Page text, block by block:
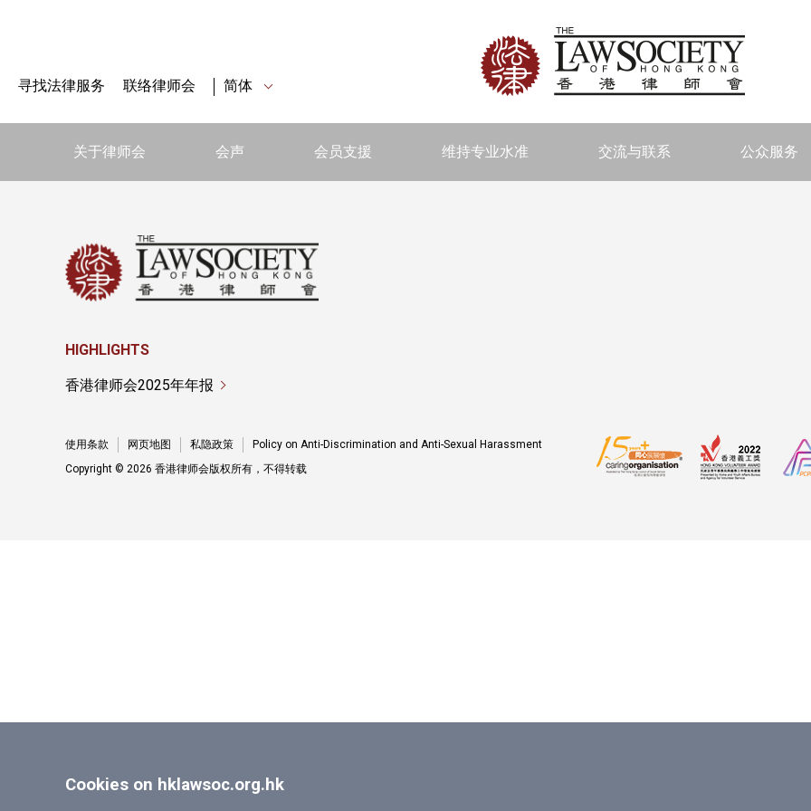
寻找法律服务 联络律师会 简体
关于律师会 会声 会员支援 维持专业水准 交流与联系 公众服务
Cookies on hklawsoc.org.hk
HIGHLIGHTS
香港律师会2025年年报
使用条款 网页地图 私隐政策
Policy on Anti-Discrimination and Anti-Sexual Harassment
Copyright © 2026 香港律师会版权所有，不得转载